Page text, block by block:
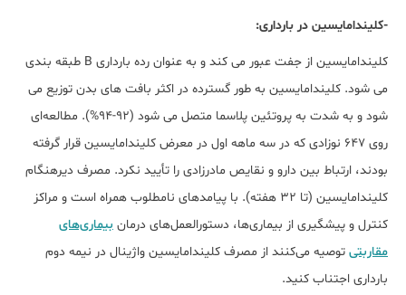
-کلیندامایسین در بارداری:
کلیندامایسین از جفت عبور می کند و به عنوان رده بارداری B طبقه بندی
می شود. کلیندامایسین به طور گسترده در اکثر بافت های بدن توزیع می
شود و به شدت به پروتئین پلاسما متصل می شود (92-94%). مطالعه‌ای
روی 647 نوزادی که در سه ماهه اول در معرض کلیندامایسین قرار گرفته
بودند، ارتباط بین دارو و نقایص مادرزادی را تأیید نکرد. مصرف دیرهنگام
کلیندامایسین (تا 32 هفته). با پیامدهای نامطلوب همراه است و مراکز
کنترل و پیشگیری از بیماری‌ها، دستورالعمل‌های درمان بیماری‌های
مقاربتی توصیه می‌کنند از مصرف کلیندامایسین واژینال در نیمه دوم
بارداری اجتناب کنید.